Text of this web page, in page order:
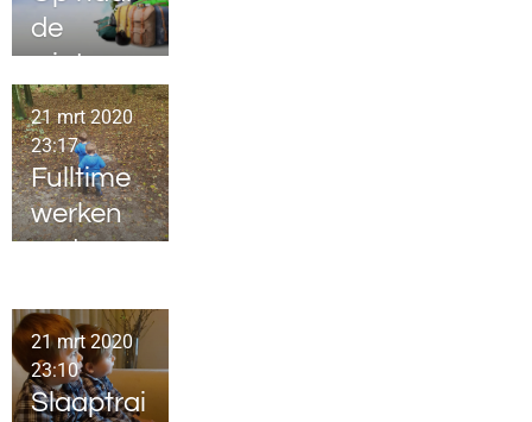
de
wintersp
ort
Fulltime
werken
met een
kan dat?
21 mrt 2020
23:17
Slaaptrai
21 mrt 2020
23:10